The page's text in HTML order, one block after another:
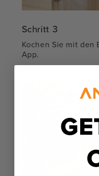
Schritt 3
Kochen Sie mit
App.